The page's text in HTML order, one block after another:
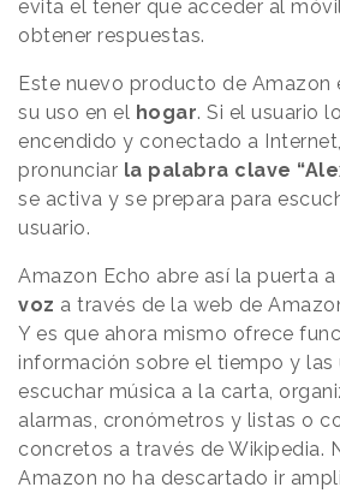
evita el tener que acceder al
obtener respuestas.
Este nuevo producto de Amazon
su uso en el hogar. Si el usuario
encendido y conectado a
pronunciar la palabra clave
se activa y se prepara para
usuario.
Amazon Echo abre así la puerta a
voz a través de la web de
Y es que ahora mismo ofrece
información sobre el tiempo y las
escuchar música a la carta,
alarmas, cronómetros y listas o
concretos a través de Wikipedia.
Amazon no ha descartado ir